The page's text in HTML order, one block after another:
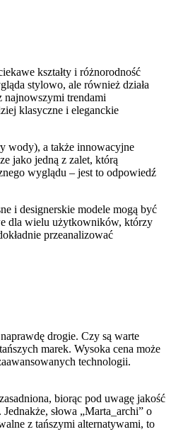
kształty i różnorodność
stylowo, ale również działa
najnowszymi trendami
klasyczne i eleganckie
wody), a także innowacyjne
jako jedną z zalet, którą
wyglądu – jest to odpowiedź
i designerskie modele mogą być
dla wielu użytkowników, którzy
przeanalizować
drogie. Czy są warte
marek. Wysoka cena może
technologii.
biorąc pod uwagę jakość
słowa „Marta_archi” o
z tańszymi alternatywami, to